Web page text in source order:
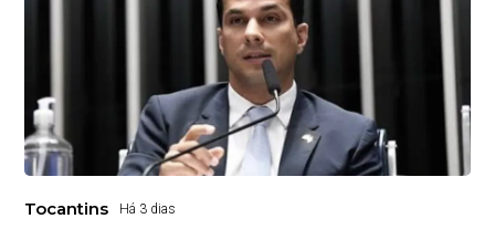
Tocantins Há 3 dias